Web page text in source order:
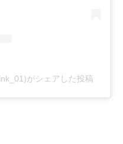
がシェアした投稿